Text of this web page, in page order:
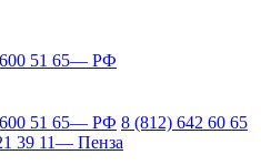
51 65— РФ
51 65— РФ 8 (812) 642 60 65
39 11— Пенза